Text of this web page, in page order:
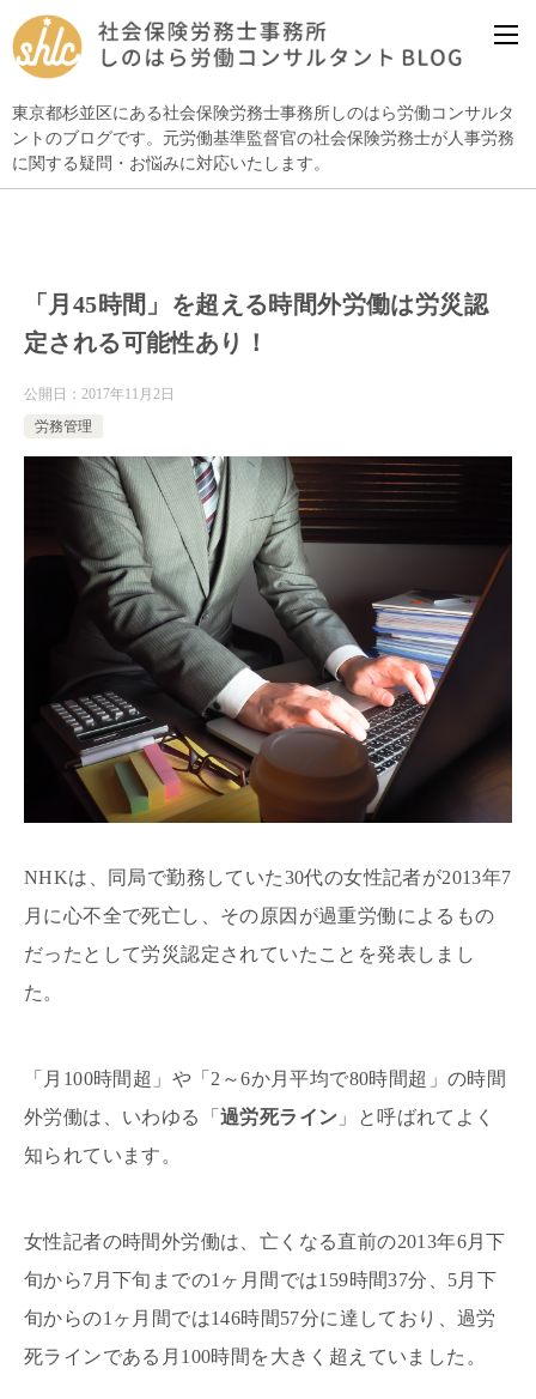
東京都杉並区にある社会保険労務士事務所しのはら労働コンサルタ
ントのブログです。元労働基準監督官の社会保険労務士が人事労務
に関する疑問・お悩みに対応いたします。
「月45時間」を超える時間外労働は労災認
定される可能性あり！
公開日： 2017年11月2日
労務管理
NHKは、同局で勤務していた30代の女性記者が2013年7
月に心不全で死亡し、その原因が過重労働によるもの
だったとして労災認定されていたことを発表しまし
た。
「月100時間超」や「2～6か月平均で80時間超」の時間
外労働は、いわゆる「 過労死ライン 」と呼ばれてよく
知られています。
女性記者の時間外労働は、亡くなる直前の2013年6月下
旬から7月下旬までの1ヶ月間では159時間37分、5月下
旬からの1ヶ月間では146時間57分に達しており、過労
死ラインである月100時間を大きく超えていました。